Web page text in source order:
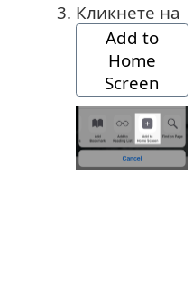
Кликнете на
Add to
Home
Screen